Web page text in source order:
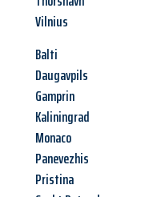
Vilnius
Balti
Daugavpils
Gamprin
Kaliningrad
Monaco
Panevezhis
Pristina